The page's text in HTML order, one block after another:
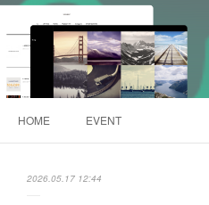
HOME EVENT
2026.05.17 12:44